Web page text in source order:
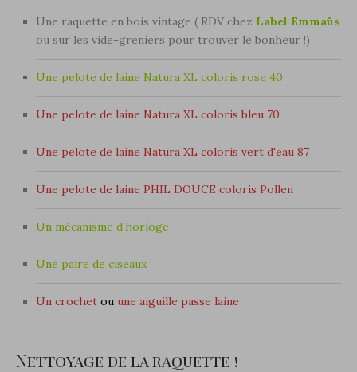
Une raquette en bois vintage ( RDV chez Label Emmaüs
ou sur les vide-greniers pour trouver le bonheur !)
Une pelote de laine Natura XL coloris rose 40
Une pelote de laine Natura XL coloris bleu 70
Une pelote de laine Natura XL coloris vert d'eau 87
Une pelote de laine PHIL DOUCE coloris Pollen
Un mécanisme d’horloge
Une paire de ciseaux
Un crochet ou une aiguille passe laine
Nettoyage de la raquette !